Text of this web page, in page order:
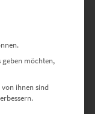
geben möchten,
von ihnen sind